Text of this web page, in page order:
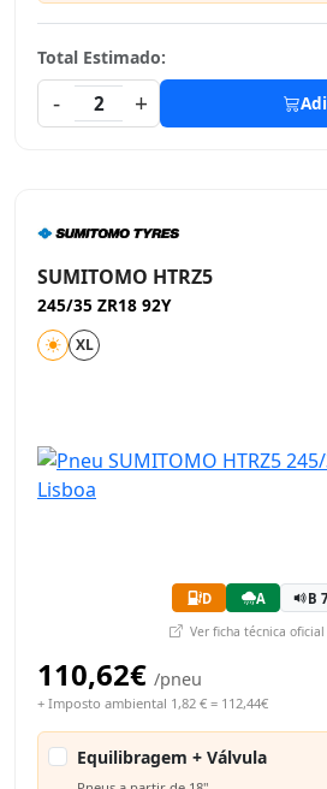
Total Estimado:
-
2 +
SUMITOMO HTRZ5
245/35 ZR18 92Y
XL
D A B
Ver ficha técnica oficial
110,62€ /pneu
+ Imposto ambiental 1,82 € = 112,44€
Equilibragem + Válvula